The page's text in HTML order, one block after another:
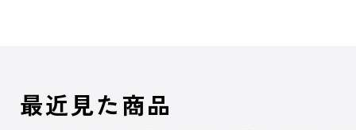
最近見た商品